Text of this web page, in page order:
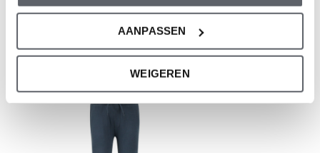
AANPASSEN
WEIGEREN